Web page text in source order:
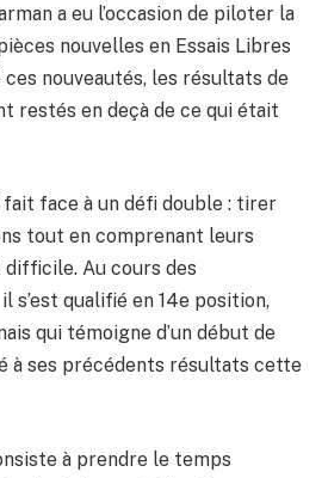
a eu l’occasion de piloter la
nouvelles en Essais Libres
ces nouveautés, les résultats de
restés en deçà de ce qui était
fait face à un défi double : tirer
tout en comprenant leurs
Au cours des
s’est qualifié en 14e position,
qui témoigne d’un début de
à ses précédents résultats cette
à prendre le temps